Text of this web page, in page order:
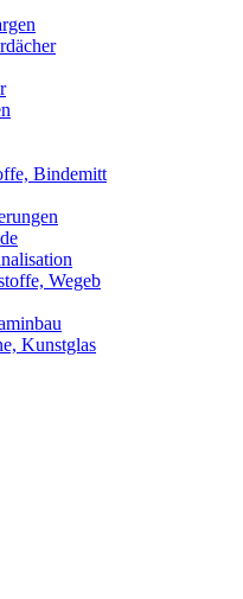
Bindemitt
Wegeb
Kunstglas